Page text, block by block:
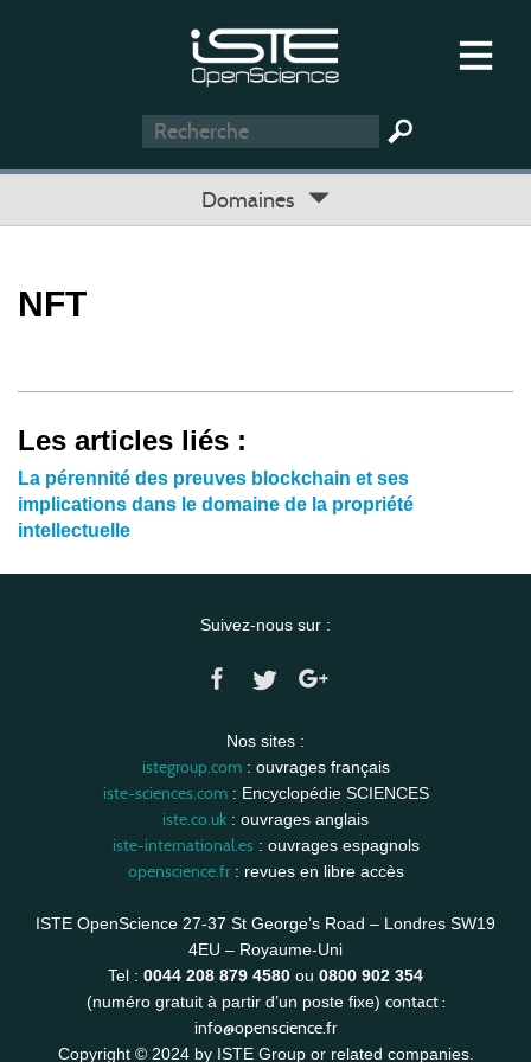
Domaines
NFT
Les articles liés :
La pérennité des preuves blockchain et ses
implications dans le domaine de la propriété
intellectuelle
Suivez-nous sur :
Nos sites :
istegroup.com: ouvrages français
iste-sciences.com: Encyclopédie SCIENCES
iste.co.uk : ouvrages anglais
iste-international.es: ouvrages espagnols
openscience.fr: revues en libre accès
ISTE OpenScience 27-37 St George’s Road – Londres SW19
4EU – Royaume-Uni
Tel : 0044 208 879 4580 ou 0800 902 354
(numéro gratuit à partir d’un poste fixe) contact :
info@openscience.fr
Copyright © 2024 by ISTE Group or related companies.